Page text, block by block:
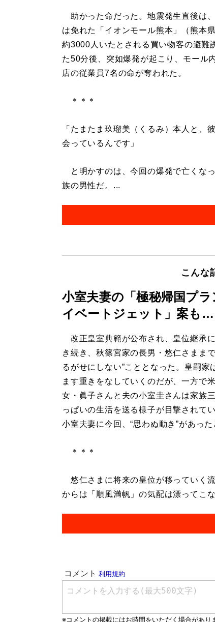
助かった命だった。地震発生直後は
は免れた「イオンモール熊本」（熊本県
約3000人いたとされる買い物客の避難
た50分後、突如爆発が起こり、モール
店の従業員7名の命が奪われた。
＊＊＊
「たまたま玖瑠美（くるみ）本人と、
会っているんです」
と明かすのは、今回の爆発で亡くな
族の男性だ。...
こんな
小室夫妻の「極秘帰国プ
イベートジェット」案も
改正皇室典範が公布され、皇位継承に
き続き、秋篠宮家の長男・悠仁さまま
るがせにしない”こととなった。皇嗣家
ます重きをなしていくのだが、一方で
女・眞子さんと夫の小室圭さんは家族
っぱいの生活を送る様子が目撃されて
小室夫妻に今回、“思わぬ動き”があった
＊＊＊
悠仁さまに将来の皇位が移っていく
からは「順風満帆」の気配は漂ってこ